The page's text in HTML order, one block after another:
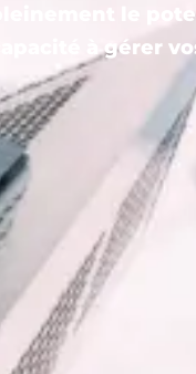
pleinement le
capacité à gérer